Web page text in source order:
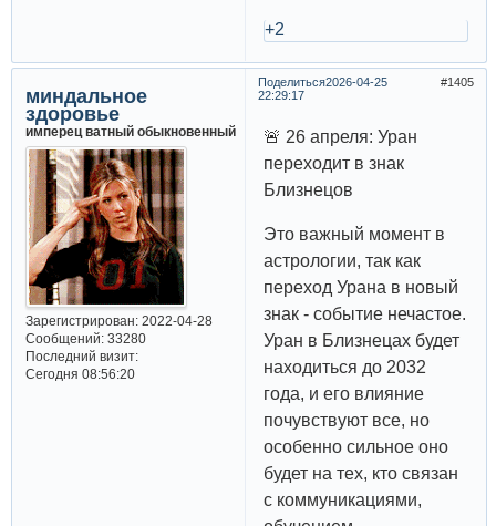
+2
Поделиться 1405
2026-04-25
22:29:17
миндальное
здоровье
имперец ватный обыкновенный
Зарегистрирован: 2022-04-28
Сообщений:33280
Последний визит:
Сегодня 08:56:20
🚨 26 апреля: Уран
переходит в знак
Близнецов
Это важный момент в
астрологии, так как
переход Урана в новый
знак - событие нечастое.
Уран в Близнецах будет
находиться до 2032
года, и его влияние
почувствуют все, но
особенно сильное оно
будет на тех, кто связан
с коммуникациями,